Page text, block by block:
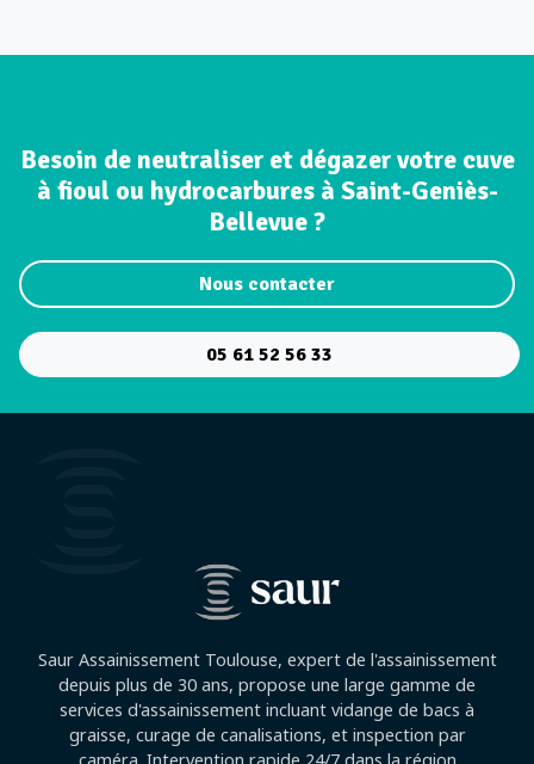
Besoin de neutraliser et dégazer votre cuve
à fioul ou hydrocarbures à Saint-Geniès-
Bellevue ?
Nous contacter
05 61 52 56 33
Saur Assainissement Toulouse, expert de l'assainissement
depuis plus de 30 ans, propose une large gamme de
services d'assainissement incluant vidange de bacs à
graisse, curage de canalisations, et inspection par